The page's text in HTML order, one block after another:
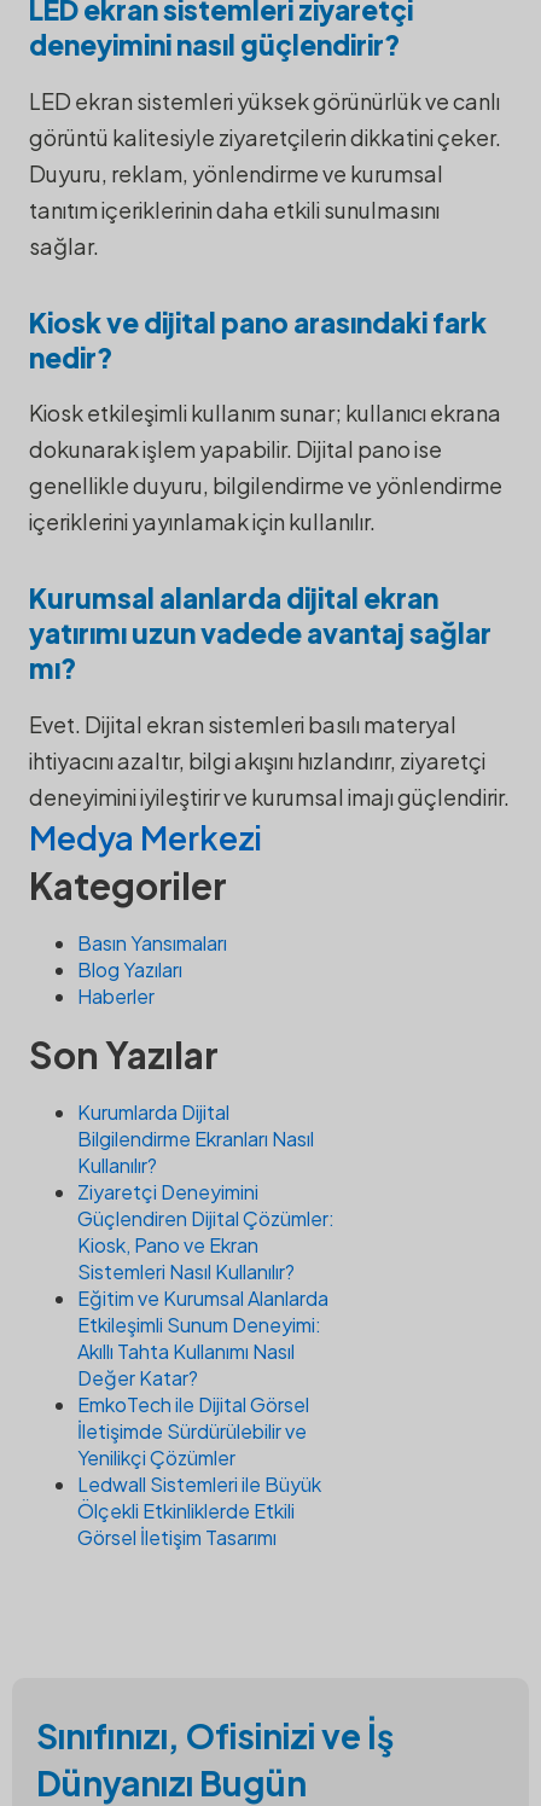
LED ekran sistemleri ziyaretçi
deneyimini nasıl güçlendirir?
LED ekran sistemleri yüksek görünürlük ve canlı
görüntü kalitesiyle ziyaretçilerin dikkatini çeker.
Duyuru, reklam, yönlendirme ve kurumsal
tanıtım içeriklerinin daha etkili sunulmasını
sağlar.
Kiosk ve dijital pano arasındaki fark
nedir?
Kiosk etkileşimli kullanım sunar; kullanıcı ekrana
dokunarak işlem yapabilir. Dijital pano ise
genellikle duyuru, bilgilendirme ve yönlendirme
içeriklerini yayınlamak için kullanılır.
Kurumsal alanlarda dijital ekran
yatırımı uzun vadede avantaj sağlar
mı?
Evet. Dijital ekran sistemleri basılı materyal
ihtiyacını azaltır, bilgi akışını hızlandırır, ziyaretçi
deneyimini iyileştirir ve kurumsal imajı güçlendirir.
Medya Merkezi
Kategoriler
Basın Yansımaları
Blog Yazıları
Haberler
Son Yazılar
Kurumlarda Dijital
Bilgilendirme Ekranları Nasıl
Kullanılır?
Ziyaretçi Deneyimini
Güçlendiren Dijital Çözümler:
Kiosk, Pano ve Ekran
Sistemleri Nasıl Kullanılır?
Eğitim ve Kurumsal Alanlarda
Etkileşimli Sunum Deneyimi:
Akıllı Tahta Kullanımı Nasıl
Değer Katar?
EmkoTech ile Dijital Görsel
İletişimde Sürdürülebilir ve
Yenilikçi Çözümler
Ledwall Sistemleri ile Büyük
Ölçekli Etkinliklerde Etkili
Görsel İletişim Tasarımı
Sınıfınızı, Ofisinizi ve İş
Dünyanızı Bugün